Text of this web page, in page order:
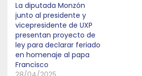
La diputada Monzón
junto al presidente y
vicepresidente de UXP
presentan proyecto de
ley para declarar feriado
en homenaje al papa
Francisco